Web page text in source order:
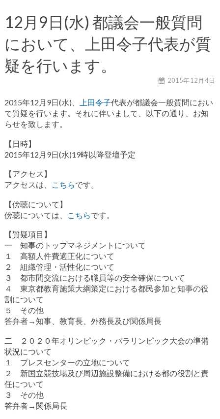
12月9日(水) 都議会一般質問
において、上田令子代表が質
疑を行います。
2015年12月4日
2015年12月9日(水)、 上田令子代表が都議会一般質問におい
て質疑を行います。それに伴いまして、以下の通り、お知
らせを致します。
【日時】
2015年12月9日(水)19時以降登壇予定
【アクセス】
アクセスは、
こちらです。
【傍聴について】
傍聴については、
こちらです。
【質疑項目】
一 知事のトップマネジメントについて
１ 高額人件費適正化について
２ 組織管理・活性化について
３ 都市間交流における職員等の安全確保について
４ 東京都教育施策大綱策定における都民参加と知事の役
割について
５ その他
答弁者→知事、教育長、外務長及び関係局長
二 ２０２０年オリンピック・パラリンピック大会の準備
状況について
１ プレスセンターの立地について
２ 新国立競技場及び周辺施設整備における都の役割と責
任について
３ その他
答弁者→関係局長